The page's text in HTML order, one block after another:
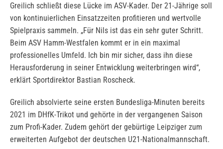
Greilich schließt diese Lücke im ASV-Kader. Der 21-Jährige soll
von kontinuierlichen Einsatzzeiten profitieren und wertvolle
Spielpraxis sammeln. „Für Nils ist das ein sehr guter Schritt.
Beim ASV Hamm-Westfalen kommt er in ein maximal
professionelles Umfeld. Ich bin mir sicher, dass ihn diese
Herausforderung in seiner Entwicklung weiterbringen wird“,
erklärt Sportdirektor Bastian Roscheck.
Greilich absolvierte seine ersten Bundesliga-Minuten bereits
2021 im DHfK-Trikot und gehörte in der vergangenen Saison
zum Profi-Kader. Zudem gehört der gebürtige Leipziger zum
erweiterten Aufgebot der deutschen U21-Nationalmannschaft.